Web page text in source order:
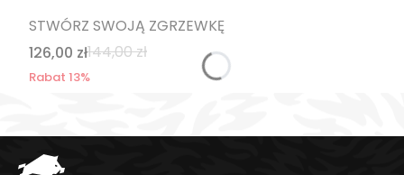
STWÓRZ SWOJĄ ZGRZEWKĘ
126,00 zł144,00 zł
Rabat 13%